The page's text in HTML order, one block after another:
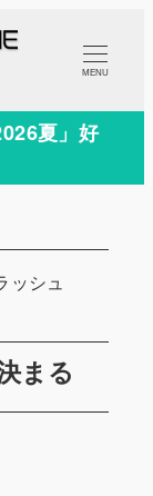
MENU
夏」好
まる
ッシュ